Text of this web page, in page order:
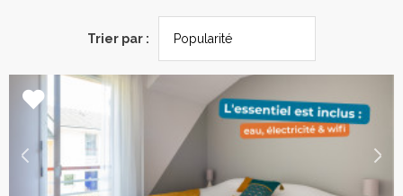
Trier par :